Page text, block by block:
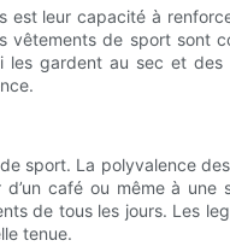
leur capacité à
de sport sont
gardent au sec et
sport. La polyvalence
café ou même à
de tous les jours. Les
tenue.